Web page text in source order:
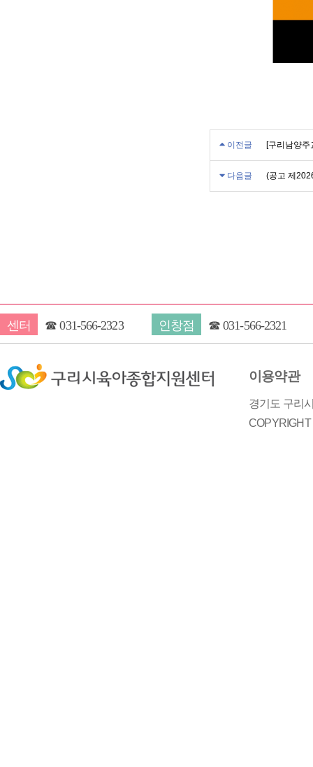
이전글 [구리남양주
다음글 (공고 제
센터 ☎031-566-2323 인창점 ☎031-566-2321
이용약관
경기도 구리